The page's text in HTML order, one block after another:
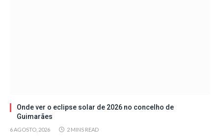
Onde ver o eclipse solar de 2026 no concelho de
Guimarães
6 AGOSTO, 2026 2 MINS READ